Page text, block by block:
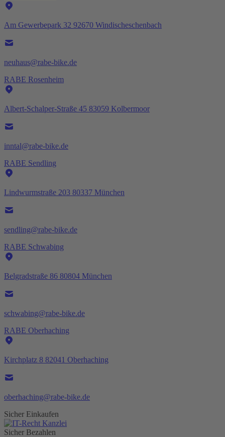
Am Gewerbepark 32 92670 Windischeschenbach
neuhaus@rabe-bike.de
RABE Rosenheim
Albert-Schalper-Straße 45 83059 Kolbermoor
inntal@rabe-bike.de
RABE Sendling
Lindwurmstraße 203 80337 München
sendling@rabe-bike.de
RABE Schwabing
Belgradstraße 86 80804 München
schwabing@rabe-bike.de
RABE Oberhaching
Kirchplatz 8 82041 Oberhaching
oberhaching@rabe-bike.de
Sicher Einkaufen
Sicher Bezahlen